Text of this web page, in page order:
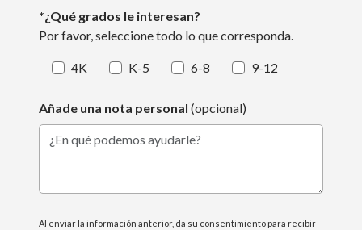
*¿Qué grados le interesan?
Por favor, seleccione todo lo que corresponda.
4K K-5 6-8 9-12
Añade una nota personal (opcional)
¿En qué podemos ayudarle?
Al enviar la información anterior, da su consentimiento para recibir